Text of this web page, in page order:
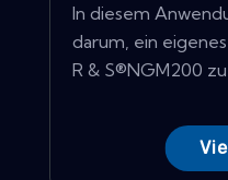
In diesem
darum, ein
R & S®NGM200 zu